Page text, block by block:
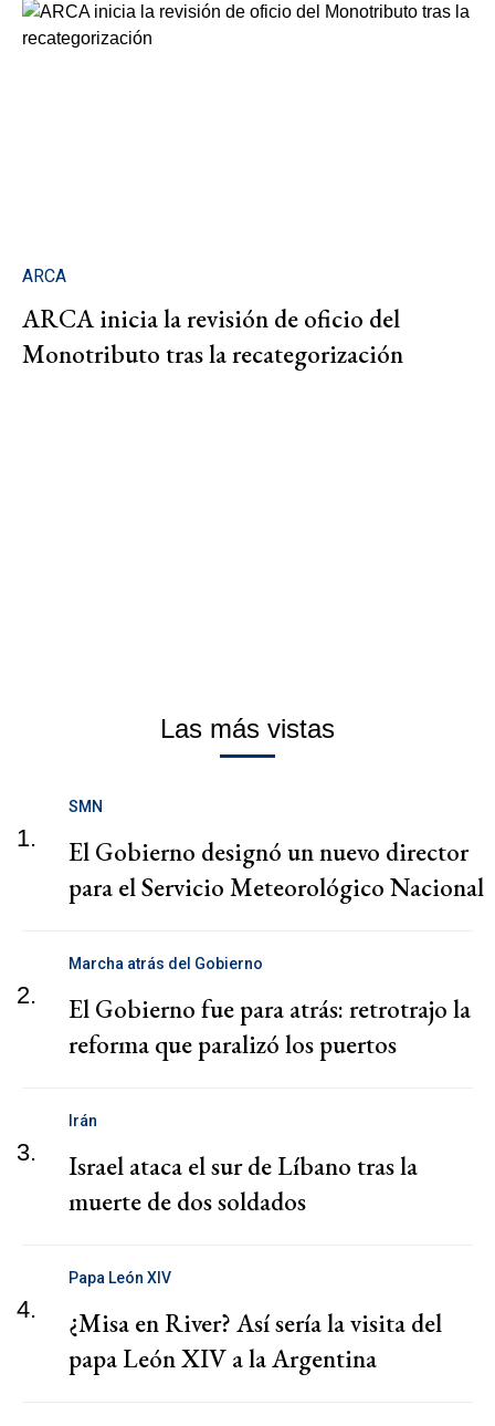
ARCA
ARCA inicia la revisión de oficio del
Monotributo tras la recategorización
Las más vistas
1.
SMN
El Gobierno designó un nuevo director
para el Servicio Meteorológico Nacional
2.
Marcha atrás del Gobierno
El Gobierno fue para atrás: retrotrajo la
reforma que paralizó los puertos
3.
Irán
Israel ataca el sur de Líbano tras la
muerte de dos soldados
4.
Papa León XIV
¿Misa en River? Así sería la visita del
papa León XIV a la Argentina